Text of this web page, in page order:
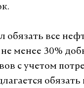
обязать все
менее 30%
с учетом